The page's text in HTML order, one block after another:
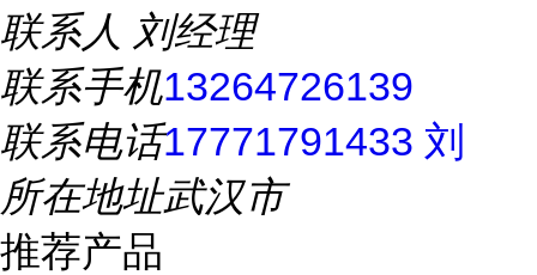
联系人 刘经理
联系手机13264726139
联系电话17771791433 刘
所在地址武汉市
推荐产品